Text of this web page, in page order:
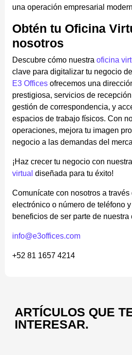
una operación empresarial
Obtén tu Oficina
nosotros
Descubre cómo nuestra oficina
clave para digitalizar tu negocio
E3 Offices ofrecemos una
prestigiosa, servicios de
gestión de correspondencia, y
espacios de trabajo físicos. Con
operaciones, mejora tu imagen
negocio a las demandas del
¡Haz crecer tu negocio con
virtual diseñada para tu éxito!
Comunícate con nosotros a
electrónico o número de teléfono
beneficios de ser parte de nuestra
info@e3offices.com
+52 81 1657 4214
ARTÍCULOS QUE
INTERESAR.